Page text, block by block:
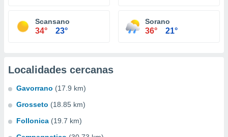
Scansano
34° 23°
Sorano
36° 21°
Localidades cercanas
Gavorrano (17.9 km)
Grosseto (18.85 km)
Follonica (19.7 km)